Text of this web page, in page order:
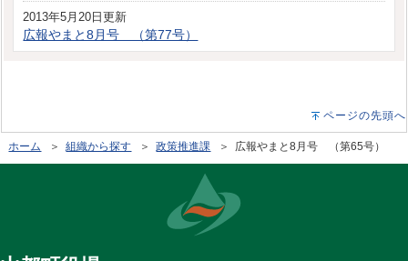
2013年5月20日更新
広報やまと8月号 （第77号）
ページの先頭へ
ホーム ＞組織から探す ＞政策推進課 ＞ 広報やまと8月号 （第65号）